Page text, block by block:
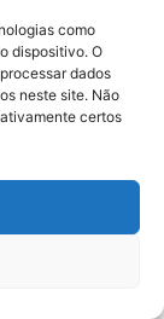
como
dispositivo. O
dados
neste site. Não
certos
e